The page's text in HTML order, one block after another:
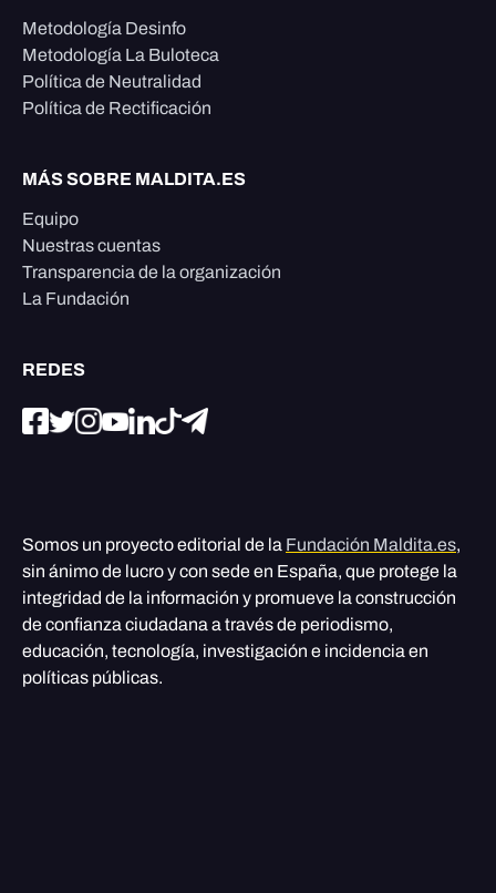
Metodología Desinfo
Metodología La Buloteca
Política de Neutralidad
Política de Rectificación
MÁS SOBRE MALDITA.ES
Equipo
Nuestras cuentas
Transparencia de la organización
La Fundación
REDES
Somos un proyecto editorial de la Fundación Maldita.es,
sin ánimo de lucro y con sede en España, que protege la
integridad de la información y promueve la construcción
de confianza ciudadana a través de periodismo,
educación, tecnología, investigación e incidencia en
políticas públicas.